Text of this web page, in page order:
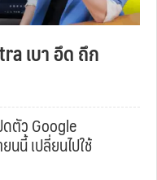
เบา อึด ถึก
ตัว Google
นี้ เปลี่ยนไปใช้